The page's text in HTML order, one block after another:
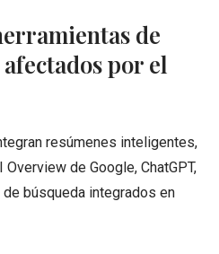
de
por el
resúmenes inteligentes,
de Google, ChatGPT,
búsqueda integrados en